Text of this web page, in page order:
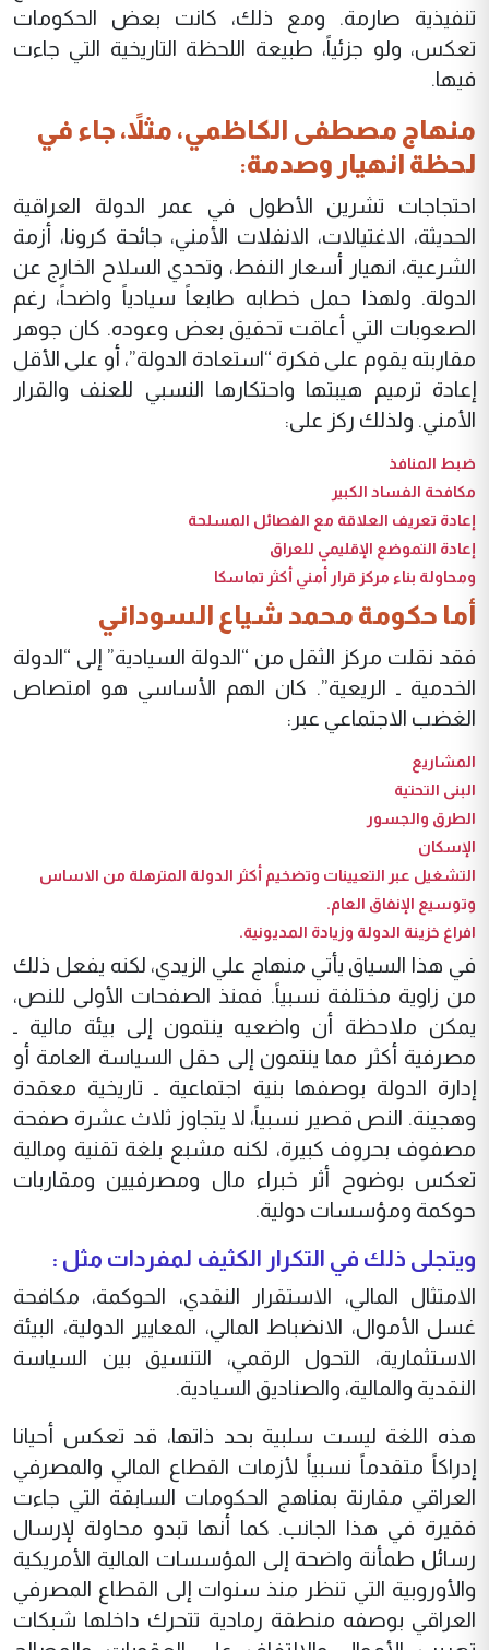
تنفيذية صارمة. ومع ذلك، كانت بعض الحكومات
تعكس، ولو جزئياً، طبيعة اللحظة التاريخية التي جاءت
فيها.
منهاج مصطفى الكاظمي، مثلاً، جاء في
لحظة انهيار وصدمة:
احتجاجات تشرين الأطول في عمر الدولة العراقية
الحديثة، الاغتيالات، الانفلات الأمني، جائحة كرونا، أزمة
الشرعية، انهيار أسعار النفط، وتحدي السلاح الخارج عن
الدولة. ولهذا حمل خطابه طابعاً سيادياً واضحاً، رغم
الصعوبات التي أعاقت تحقيق بعض وعوده. كان جوهر
مقاربته يقوم على فكرة “استعادة الدولة”، أو على الأقل
إعادة ترميم هيبتها واحتكارها النسبي للعنف والقرار
الأمني. ولذلك ركز على:
ضبط المنافذ
مكافحة الفساد الكبير
إعادة تعريف العلاقة مع الفصائل المسلحة
إعادة التموضع الإقليمي للعراق
ومحاولة بناء مركز قرار أمني أكثر تماسكا
أما حكومة محمد شياع السوداني
فقد نقلت مركز الثقل من “الدولة السيادية” إلى “الدولة
الخدمية ـ الريعية”. كان الهم الأساسي هو امتصاص
الغضب الاجتماعي عبر:
المشاريع
البنى التحتية
الطرق والجسور
الإسكان
التشغيل عبر التعيينات وتضخيم أكثر الدولة المترهلة من الاساس
وتوسيع الإنفاق العام.
افراغ خزينة الدولة وزيادة المديونية.
في هذا السياق يأتي منهاج علي الزيدي، لكنه يفعل ذلك
من زاوية مختلفة نسبياً. فمنذ الصفحات الأولى للنص،
يمكن ملاحظة أن واضعيه ينتمون إلى بيئة مالية ـ
مصرفية أكثر مما ينتمون إلى حقل السياسة العامة أو
إدارة الدولة بوصفها بنية اجتماعية ـ تاريخية معقدة
وهجينة. النص قصير نسبياً، لا يتجاوز ثلاث عشرة صفحة
مصفوف بحروف كبيرة، لكنه مشبع بلغة تقنية ومالية
تعكس بوضوح أثر خبراء مال ومصرفيين ومقاربات
حوكمة ومؤسسات دولية.
ويتجلى ذلك في التكرار الكثيف لمفردات مثل :
الامتثال المالي، الاستقرار النقدي، الحوكمة، مكافحة
غسل الأموال، الانضباط المالي، المعايير الدولية، البيئة
الاستثمارية، التحول الرقمي، التنسيق بين السياسة
النقدية والمالية، والصناديق السيادية.
هذه اللغة ليست سلبية بحد ذاتها، قد تعكس أحيانا
إدراكاً متقدماً نسبياً لأزمات القطاع المالي والمصرفي
العراقي مقارنة بمناهج الحكومات السابقة التي جاءت
فقيرة في هذا الجانب. كما أنها تبدو محاولة لإرسال
رسائل طمأنة واضحة إلى المؤسسات المالية الأمريكية
والأوروبية التي تنظر منذ سنوات إلى القطاع المصرفي
العراقي بوصفه منطقة رمادية تتحرك داخلها شبكات